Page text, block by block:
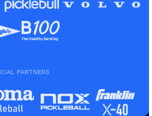
PARTNERS